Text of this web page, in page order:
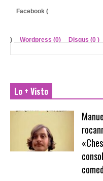
Facebook (
) Wordpress (0) Disqus (0 )
Lo + Visto